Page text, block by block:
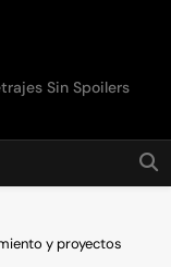
Sin Spoilers
y proyectos